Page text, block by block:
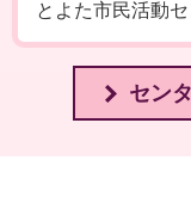
とよた市民活動
セン